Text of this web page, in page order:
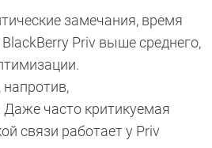
замечания, время
Priv выше среднего,
Даже часто критикуемая
связи работает у Priv